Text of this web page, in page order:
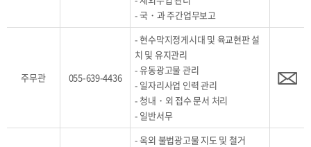
- 국・과 주간업무보고
주무관 055-639-4436
- 현수막지정게시대 및 육교현판 설
치 및 유지관리
- 유동광고물 관리
- 일자리사업 인력 관리
- 청내・외 접수 문서 처리
- 일반서무
- 옥외 불법광고물 지도 및 철거